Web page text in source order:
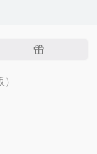
随